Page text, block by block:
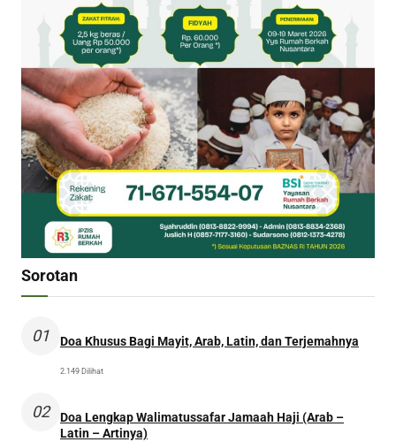
Sorotan
01 Doa Khusus Bagi Mayit, Arab, Latin, dan Terjemahnya
2.149 Dilihat
02
Doa Lengkap Walimatussafar Jamaah Haji (Arab –
Latin – Artinya)